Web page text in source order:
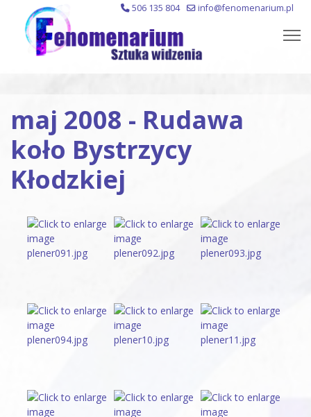
506 135 804 info@fenomenarium.pl
maj 2008 - Rudawa
koło Bystrzycy
Kłodzkiej